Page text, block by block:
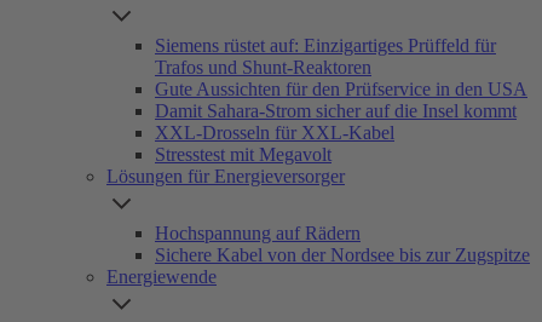
Siemens rüstet auf: Einzigartiges Prüffeld für
Trafos und Shunt-Reaktoren
Gute Aussichten für den Prüfservice in den USA
Damit Sahara-Strom sicher auf die Insel kommt
XXL-Drosseln für XXL-Kabel
Stresstest mit Megavolt
Lösungen für Energieversorger
Hochspannung auf Rädern
Sichere Kabel von der Nordsee bis zur Zugspitze
Energiewende